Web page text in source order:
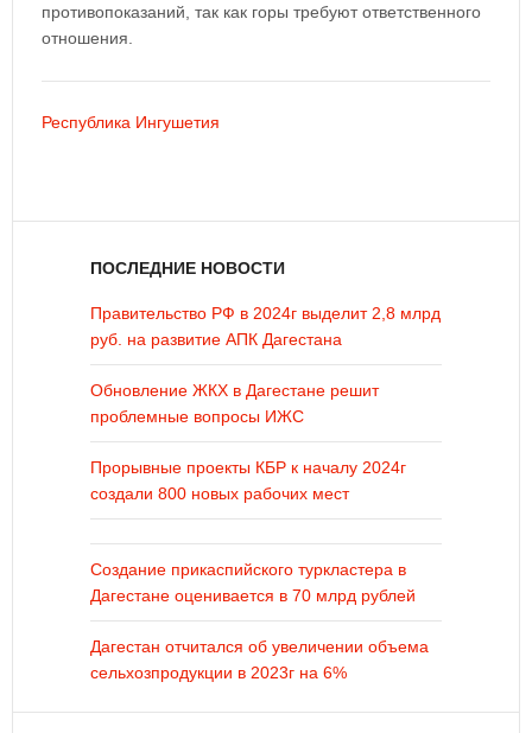
противопоказаний, так как горы требуют ответственного
отношения.
Республика Ингушетия
ПОСЛЕДНИЕ НОВОСТИ
Правительство РФ в 2024г выделит 2,8 млрд
руб. на развитие АПК Дагестана
Обновление ЖКХ в Дагестане решит
проблемные вопросы ИЖС
Прорывные проекты КБР к началу 2024г
создали 800 новых рабочих мест
Создание прикаспийского туркластера в
Дагестане оценивается в 70 млрд рублей
Дагестан отчитался об увеличении объема
сельхозпродукции в 2023г на 6%